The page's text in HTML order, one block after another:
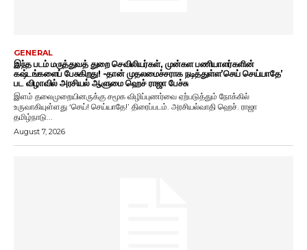
GENERAL
இந்த படம் மருத்துவத் துறை செவிலியர்கள், முன்கள பணியாளர்களின்
கஷ்டங்களைப் பேசுகிறது! -தான் முதலமைச்சராக நடித்துள்ள’செய் செய்யாதே’
பட விழாவில் அரசியல் ஆளுமை ஹெச் ராஜா பேச்சு
இளம் தலைமுறையினருக்கு சமூக விழிப்புணர்வை ஏற்படுத்தும் நோக்கில்
உருவாகியுள்ளது ‘செய்! செய்யாதே!’ திரைப்படம். அரசியல்வாதி ஹெச். ராஜா
தமிழ்நாடு...
August 7, 2026